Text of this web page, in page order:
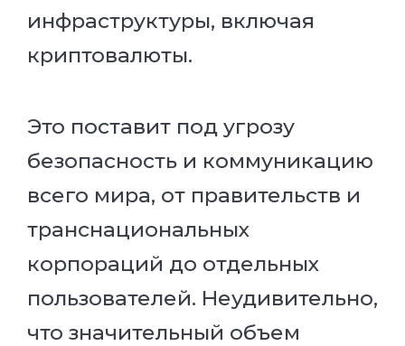
инфраструктуры, включая
криптовалюты.
Это поставит под угрозу
безопасность и коммуникацию
всего мира, от правительств и
транснациональных
корпораций до отдельных
пользователей. Неудивительно,
что значительный объем